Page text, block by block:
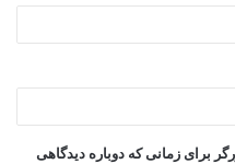
برای زمانی که دوباره دیدگاهی